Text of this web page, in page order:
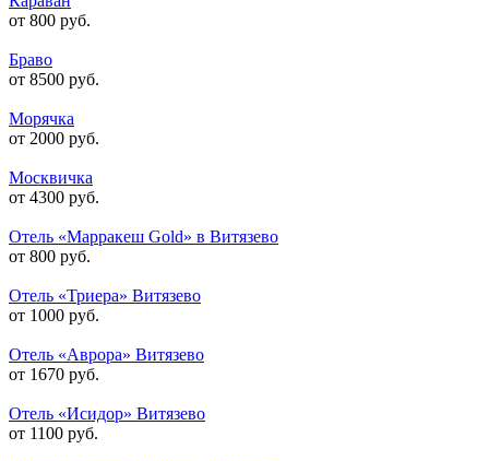
от 800 руб.
Браво
от 8500 руб.
Морячка
от 2000 руб.
Москвичка
от 4300 руб.
Отель «Марракеш Gold» в Витязево
от 800 руб.
Отель «Триера» Витязево
от 1000 руб.
Отель «Аврора» Витязево
от 1670 руб.
Отель «Исидор» Витязево
от 1100 руб.